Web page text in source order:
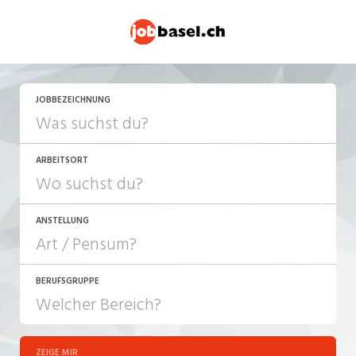
JOBBEZEICHNUNG
ARBEITSORT
ANSTELLUNG
JOB-TYP
Festanstellung
BERUFSGRUPPE
ZEIGE MIR